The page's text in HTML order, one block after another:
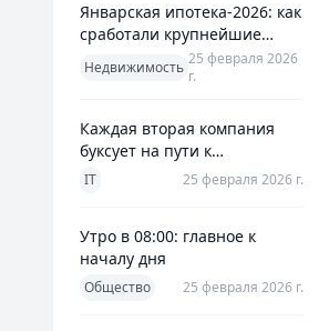
Январская ипотека-2026: как
сработали крупнейшие
банки и что это значит для
заемщиков
Недвижимость 25 февраля 2026
г.
Каждая вторая компания
буксует на пути к
полноценной ERP
IT 25 февраля 2026 г.
Утро в 08:00: главное к
началу дня
Общество 25 февраля 2026 г.